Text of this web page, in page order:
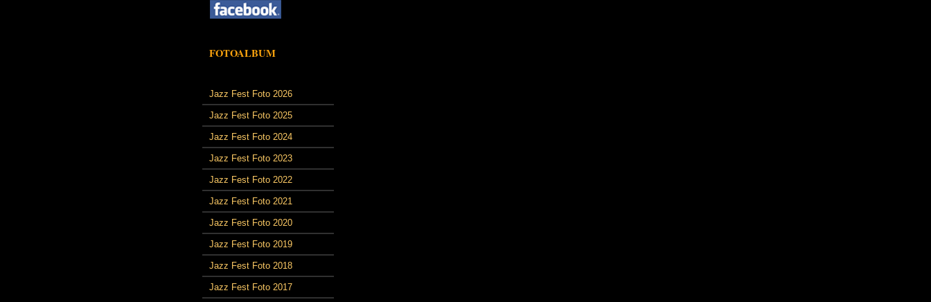
FOTOALBUM
Jazz Fest Foto 2026
Jazz Fest Foto 2025
Jazz Fest Foto 2024
Jazz Fest Foto 2023
Jazz Fest Foto 2022
Jazz Fest Foto 2021
Jazz Fest Foto 2020
Jazz Fest Foto 2019
Jazz Fest Foto 2018
Jazz Fest Foto 2017